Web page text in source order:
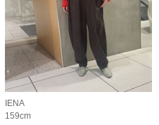
IENA
159cm